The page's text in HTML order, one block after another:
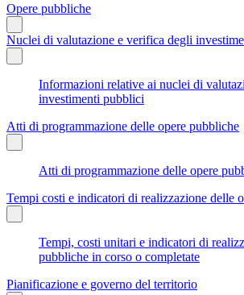
Opere pubbliche
Nuclei di valutazione e verifica degli
Informazioni relative ai nuclei di
investimenti pubblici
Atti di programmazione delle opere pubbliche
Atti di programmazione delle opere
Tempi costi e indicatori di realizzazione delle
Tempi, costi unitari e indicatori di
pubbliche in corso o completate
Pianificazione e governo del territorio